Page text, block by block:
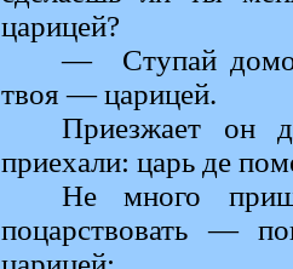
царицей?
— Ступай
твоя — царицей.
Приезжает он
приехали: царь де
Не много
поцарствовать —